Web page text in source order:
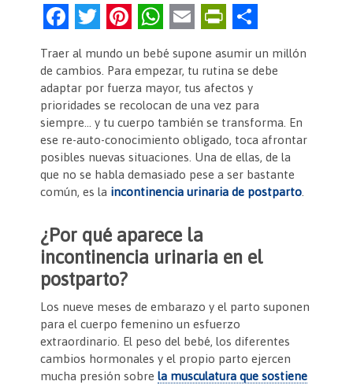
F
a
c
e
b
o
o
k
T
w
itt
er
Pi
nt
er
es
t
W
h
at
s
A
p
p
E
ai
l
Pr
in
tF
ri
e
n
dl
y
m
ar
tir
Traer al mundo un bebé supone asumir un millón
de cambios. Para empezar, tu rutina se debe
adaptar por fuerza mayor, tus afectos y
prioridades se recolocan de una vez para
siempre… y tu cuerpo también se transforma. En
ese re-auto-conocimiento obligado, toca afrontar
posibles nuevas situaciones. Una de ellas, de la
que no se habla demasiado pese a ser bastante
común, es la incontinencia urinaria de postparto
¿Por qué aparece la
incontinencia urinaria en el
postparto?
Los nueve meses de embarazo y el parto suponen
para el cuerpo femenino un esfuerzo
extraordinario. El peso del bebé, los diferentes
cambios hormonales y el propio parto ejercen
mucha presión sobrela musculatura que sostiene